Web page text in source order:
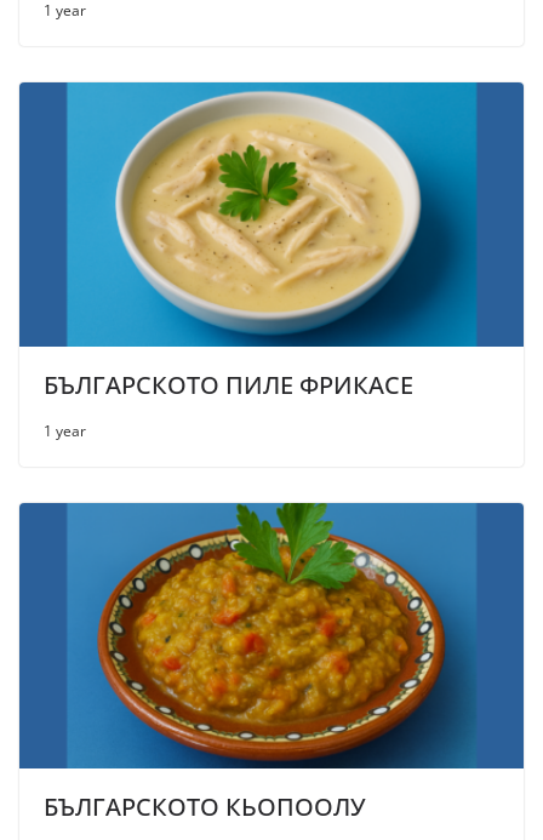
1 year
БЪЛГАРСКОТО ПИЛЕ ФРИКАСЕ
1 year
БЪЛГАРСКОТО КЬОПООЛУ